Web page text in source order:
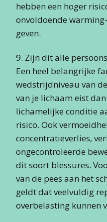
hebben een hoger
onvoldoende
geven.
9. Zijn dit alle
Een heel belangrijke
wedstrijdniveau van
van je lichaam eist
lichamelijke conditie
risico. Ook
concentratieverlies,
ongecontroleerde
dit soort blessures.
van de pees aan het
geldt dat veelvuldig
overbelasting kunnen